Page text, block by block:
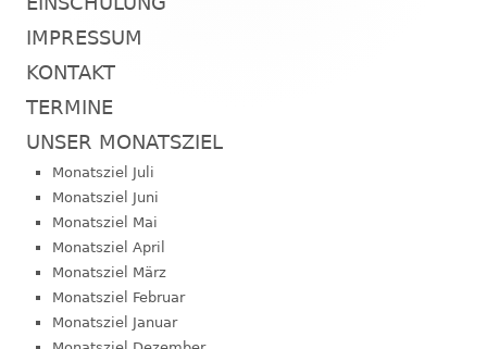
IMPRESSUM
KONTAKT
TERMINE
UNSER MONATSZIEL
Monatsziel Juli
Monatsziel Juni
Monatsziel Mai
Monatsziel April
Monatsziel März
Monatsziel Februar
Monatsziel Januar